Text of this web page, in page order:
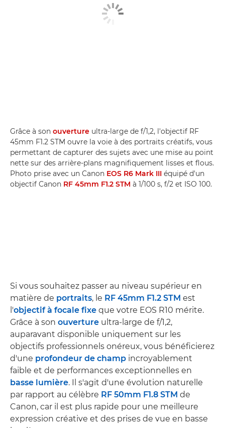
Grâce à son ouverture ultra-large de f/1,2, l'objectif RF
45mm F1.2 STM ouvre la voie à des portraits créatifs, vous
permettant de capturer des sujets avec une mise au point
nette sur des arrière-plans magnifiquement lisses et flous.
Photo prise avec un Canon EOS R6 Mark III équipé d'un
objectif Canon RF 45mm F1.2 STM à 1/100 s, f/2 et ISO 100.
Si vous souhaitez passer au niveau supérieur en
matière de portraits, le RF 45mm F1.2 STM est
l'objectif à focale fixe que votre EOS R10 mérite.
Grâce à son ouverture ultra-large de f/1,2,
auparavant disponible uniquement sur les
objectifs professionnels onéreux, vous bénéficierez
d'une profondeur de champ incroyablement
faible et de performances exceptionnelles en
basse lumière. Il s'agit d'une évolution naturelle
par rapport au célèbre RF 50mm F1.8 STM de
Canon, car il est plus rapide pour une meilleure
expression créative et des prises de vue en basse